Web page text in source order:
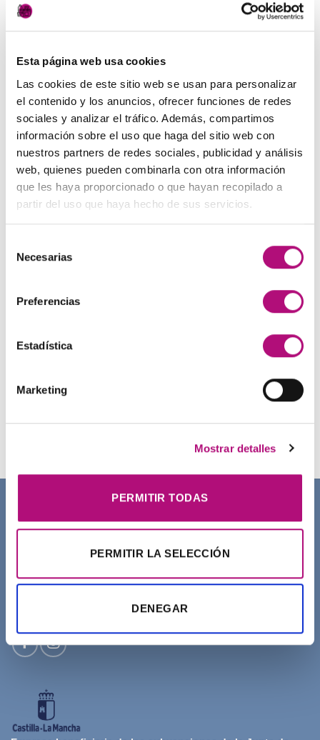
Esta página web usa cookies
Las cookies de este sitio web se usan para personalizar
el contenido y los anuncios, ofrecer funciones de redes
sociales y analizar el tráfico. Además, compartimos
información sobre el uso que haga del sitio web con
nuestros partners de redes sociales, publicidad y análisis
web, quienes pueden combinarla con otra información
que les haya proporcionado o que hayan recopilado a
partir del uso que haya hecho de sus servicios.
Necesarias
Preferencias
Estadística
Marketing
Mostrar detalles
PERMITIR TODAS
PERMITIR LA SELECCIÓN
DENEGAR
Elisièr Instant Bond Tratamiento
137,00€ El
original
era:
137,00€.
130,00€El
actual
es:
130,00€.
(IVA incluido)
48,00€ El
precio
original
era:
48,00€.
45,00 €El
precio
actual
es:
45,00€.
(IVA incluido)
Paleta de Maquillaje Avon
32,99
El
era:
32,99€.
28,50
precio
es:
28,50€.
(IVA incluido)
Maquíllate
11,99€ El
8,50€El(IVA incluido)
MEJOR VALORADOS
Pendientes Negro